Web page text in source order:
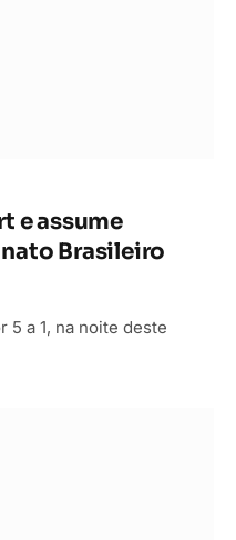
e assume
Brasileiro
5 a 1, na noite deste